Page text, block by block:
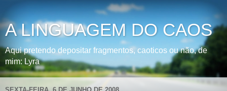
A LINGUAGEM DO CAOS
Aqui pretendo depositar fragmentos, caoticos ou não, de
mim: Lyra
SEXTA-FEIRA, 6 DE JUNHO DE 2008